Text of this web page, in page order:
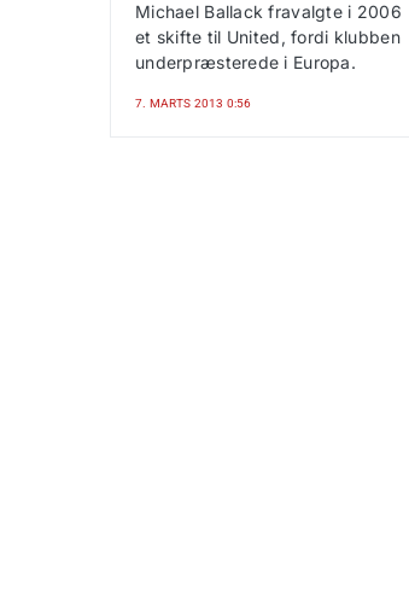
Michael Ballack fravalgte i 2006
et skifte til United, fordi klubben
underpræsterede i Europa.
7. MARTS 2013 0:56